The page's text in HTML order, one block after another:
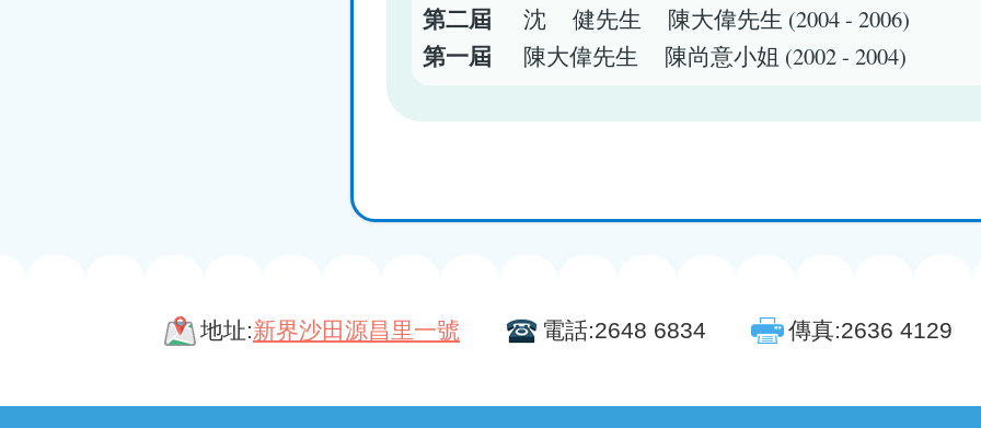
第二屆 沈 健先生 陳大偉先生 (2004 - 2006)
第一屆 陳大偉先生 陳尚意小姐 (2002 - 2004)
地址:新界沙田源昌里一號 電話:2648 6834 傳真:2636 4129